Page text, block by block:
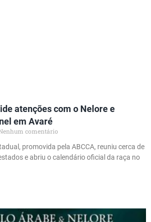
atenções com o Nelore e
em Avaré
comentário
promovida pela ABCCA, reuniu cerca de
e abriu o calendário oficial da raça no